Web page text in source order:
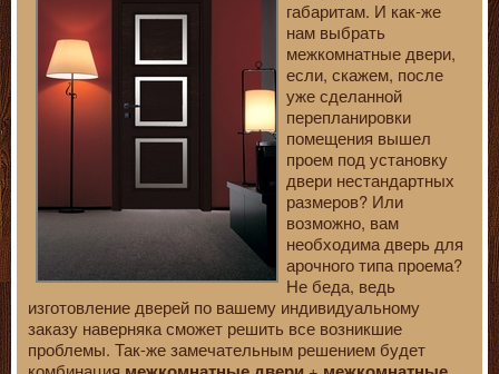
габаритам. И как-же
нам выбрать
межкомнатные двери,
если, скажем, после
уже сделанной
перепланировки
помещения вышел
проем под установку
двери нестандартных
размеров? Или
возможно, вам
необходима дверь для
арочного типа проема?
Не беда, ведь
изготовление дверей по вашему индивидуальному
заказу наверняка сможет решить все возникшие
проблемы. Так-же замечательным решением будет